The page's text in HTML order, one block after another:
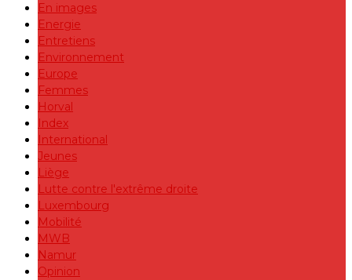
En images
Energie
Entretiens
Environnement
Europe
Femmes
Horval
Index
International
Jeunes
Liège
Lutte contre l'extrême droite
Luxembourg
Mobilité
MWB
Namur
Opinion